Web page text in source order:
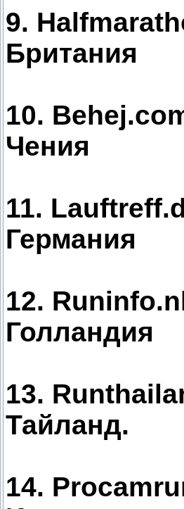
9.
Британия
10.
Чения
11.
Германия
12.
Голландия
13.
Тайланд.
14.